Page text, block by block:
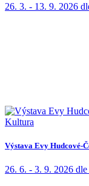
26. 3. - 13. 9. 2026
Kultura
Výstava Evy Hudcové-
26. 6. - 3. 9. 2026 dle